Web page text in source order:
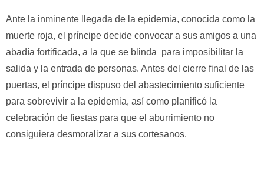
Ante la inminente llegada de la epidemia, conocida como la
muerte roja, el príncipe decide convocar a sus amigos a una
abadía fortificada, a la que se blinda para imposibilitar la
salida y la entrada de personas. Antes del cierre final de las
puertas, el príncipe dispuso del abastecimiento suficiente
para sobrevivir a la epidemia, así como planificó la
celebración de fiestas para que el aburrimiento no
consiguiera desmoralizar a sus cortesanos.